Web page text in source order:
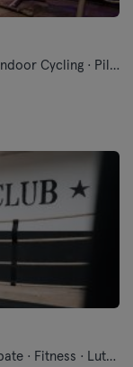
Dança · Desportos de Combate · Fitness · Indoor Cycling · Pilates · Treinos Funcionais · Yoga
Artes Marciais Mistas · Desportos de Combate · Fitness · Luta Livre · Pilates · Treino Militar · Yoga